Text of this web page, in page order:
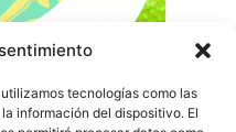
tecnologías como las
información del dispositivo. El